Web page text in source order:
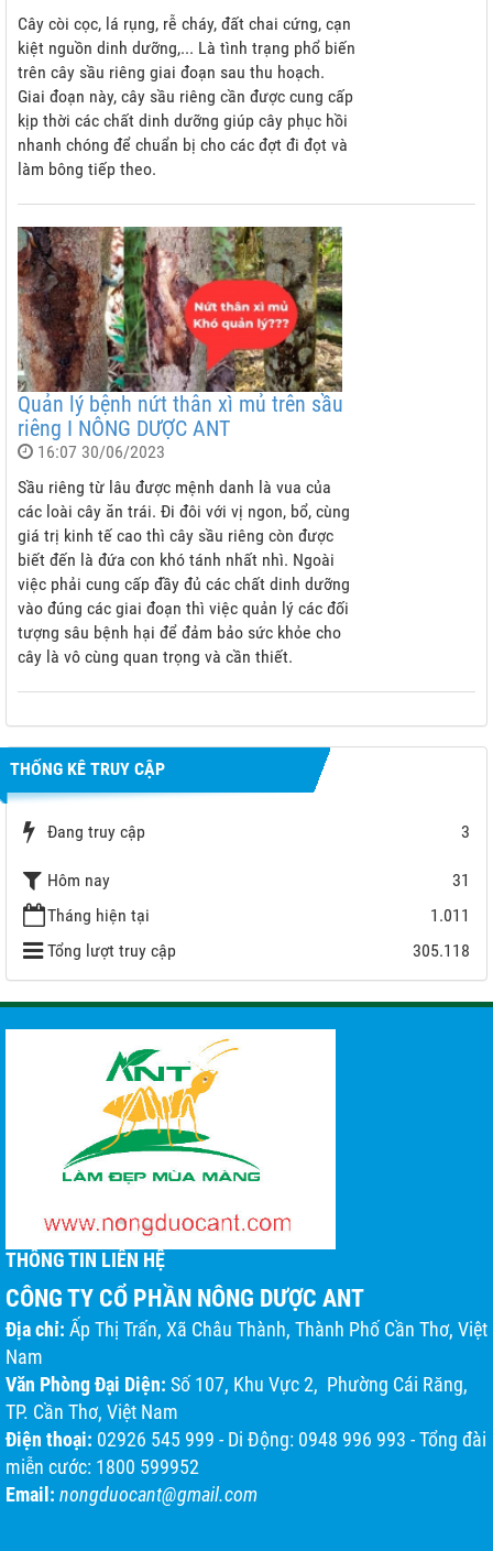
Cây còi cọc, lá rụng, rễ cháy, đất chai cứng, cạn
kiệt nguồn dinh dưỡng,... Là tình trạng phổ biến
trên cây sầu riêng giai đoạn sau thu hoạch.
Giai đoạn này, cây sầu riêng cần được cung cấp
kịp thời các chất dinh dưỡng giúp cây phục hồi
nhanh chóng để chuẩn bị cho các đợt đi đọt và
làm bông tiếp theo.
Quản lý bệnh nứt thân xì mủ trên sầu
riêng I NÔNG DƯỢC ANT
16:07 30/06/2023
Sầu riêng từ lâu được mệnh danh là vua của
các loài cây ăn trái. Đi đôi với vị ngon, bổ, cùng
giá trị kinh tế cao thì cây sầu riêng còn được
biết đến là đứa con khó tánh nhất nhì. Ngoài
việc phải cung cấp đầy đủ các chất dinh dưỡng
vào đúng các giai đoạn thì việc quản lý các đối
tượng sâu bệnh hại để đảm bảo sức khỏe cho
cây là vô cùng quan trọng và cần thiết.
THỐNG KÊ TRUY CẬP
Đang truy cập 3
Hôm nay
31
Tháng hiện tại
1.011
Tổng lượt truy cập
305.118
THÔNG TIN LIÊN HỆ
CÔNG TY CỔ PHẦN NÔNG DƯỢC ANT
Địa chỉ: Ấp Thị Trấn, Xã Châu Thành, Thành Phố Cần Thơ, Việt
Nam
Văn Phòng Đại Diện: Số 107, Khu Vực 2, Phường Cái Răng,
TP. Cần Thơ, Việt Nam
Điện thoại: 02926 545 999 - Di Động: 0948 996 993 - Tổng đài
miễn cước: 1800 599952
Email: nongduocant@gmail.com